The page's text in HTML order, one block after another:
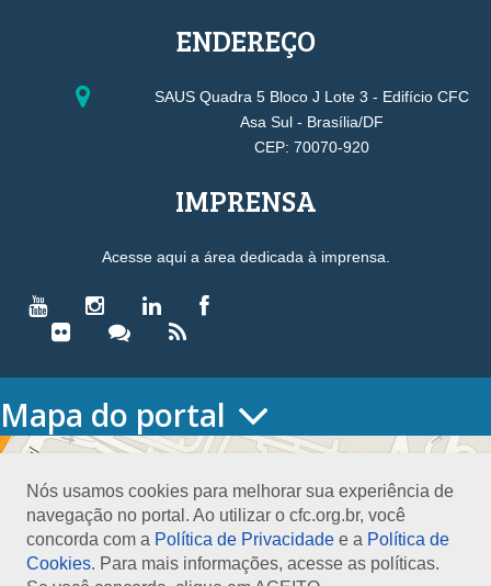
Nós usamos cookies para melhorar sua experiência de
navegação no portal. Ao utilizar o cfc.org.br, você
concorda com a Política de Privacidade e a Política de
Cookies. Para mais informações, acesse as políticas.
ENDEREÇO
SAUS Quadra 5 Bloco J Lote 3 - Edifício CFC
Asa Sul - Brasília/DF
CEP: 70070-920
IMPRENSA
Acesse aqui a área dedicada à imprensa.
Mapa do portal
HOME
Conselho Diretor
Nossa Sede
Planejamento
Organograma